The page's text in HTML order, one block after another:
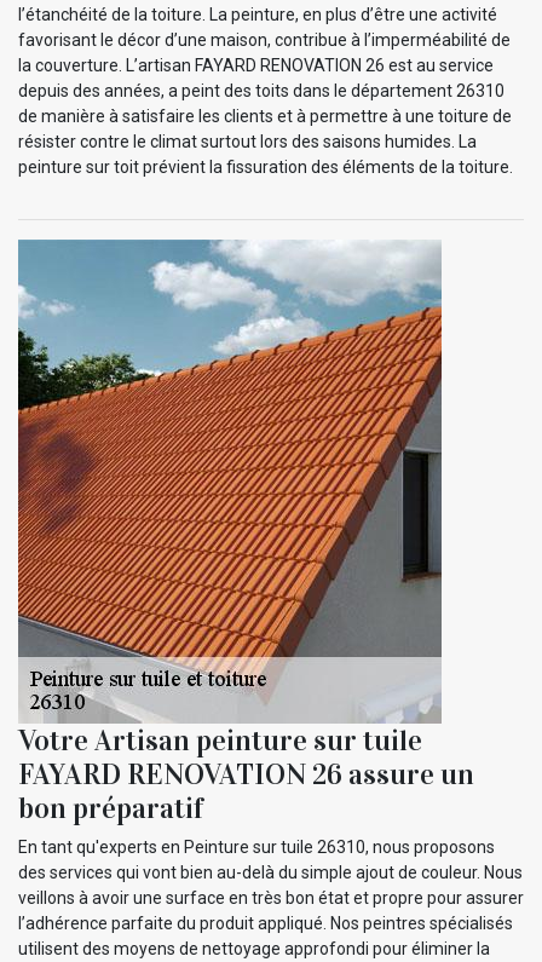
l’étanchéité de la toiture. La peinture, en plus d’être une activité
favorisant le décor d’une maison, contribue à l’imperméabilité de
la couverture. L’artisan FAYARD RENOVATION 26 est au service
depuis des années, a peint des toits dans le département 26310
de manière à satisfaire les clients et à permettre à une toiture de
résister contre le climat surtout lors des saisons humides. La
peinture sur toit prévient la fissuration des éléments de la toiture.
Votre Artisan peinture sur tuile
FAYARD RENOVATION 26 assure un
bon préparatif
En tant qu'experts en Peinture sur tuile 26310, nous proposons
des services qui vont bien au-delà du simple ajout de couleur. Nous
veillons à avoir une surface en très bon état et propre pour assurer
l’adhérence parfaite du produit appliqué. Nos peintres spécialisés
utilisent des moyens de nettoyage approfondi pour éliminer la